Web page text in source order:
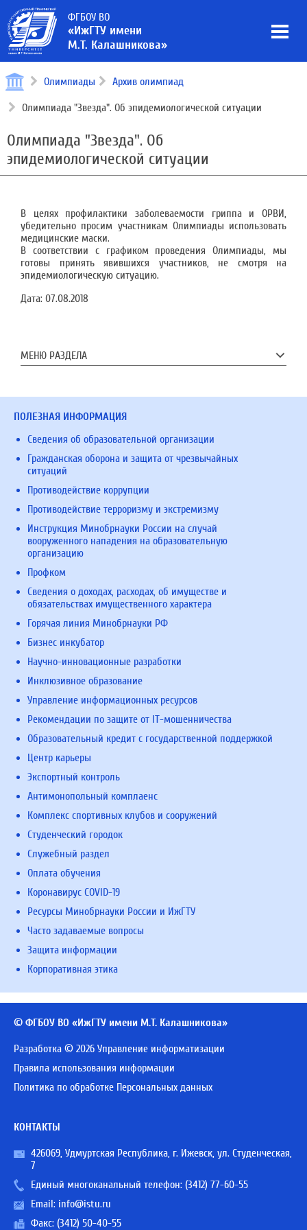
ФГБОУ ВО
«ИжГТУ имени
М.Т. Калашникова»
Олимпиады Архив олимпиад
Олимпиада "Звезда". Об эпидемиологической ситуации
Олимпиада "Звезда". Об
эпидемиологической ситуации
В целях профилактики заболеваемости гриппа и ОРВИ,
убедительно просим участникам Олимпиады использовать
медицинские маски.
В соответствии с графиком проведения Олимпиады, мы
готовы принять явившихся участников, не смотря на
эпидемиологическую ситуацию.
Дата: 07.08.2018
МЕНЮ РАЗДЕЛА
ПОЛЕЗНАЯ ИНФОРМАЦИЯ
Сведения об образовательной организации
Гражданская оборона и защита от чрезвычайных
ситуаций
Противодействие коррупции
Противодействие терроризму и экстремизму
Инструкция Минобрнауки России на случай
вооруженного нападения на образовательную
организацию
Профком
Сведения о доходах, расходах, об имуществе и
обязательствах имущественного характера
Горячая линия Минобрнауки РФ
Бизнес инкубатор
Научно-инновационные разработки
Инклюзивное образование
Управление информационных ресурсов
Рекомендации по защите от IT-мошенничества
Образовательный кредит с государственной поддержкой
Центр карьеры
Экспортный контроль
Антимонопольный комплаенс
Комплекс спортивных клубов и сооружений
Студенческий городок
Служебный раздел
Оплата обучения
Коронавирус COVID-19
Ресурсы Минобрнауки России и ИжГТУ
Часто задаваемые вопросы
Защита информации
Корпоративная этика
© ФГБОУ ВО «ИжГТУ имени М.Т. Калашникова»
Разработка © 2026 Управление информатизации
Правила использования информации
Политика по обработке Персональных данных
КОНТАКТЫ
426069, Удмуртская Республика, г. Ижевск, ул. Студенческая,
7
Единый многоканальный телефон: (3412) 77-60-55
Email: info@istu.ru
Факс: (3412) 50-40-55